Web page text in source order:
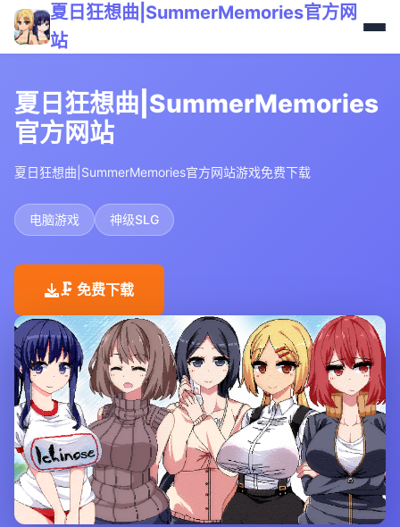
夏日狂想曲|SummerMemories官方网
站
夏日狂想曲|SummerMemories
官方网站
夏日狂想曲|SummerMemories官方网站游戏免费下载
电脑游戏 神级SLG
🗜️ 免费下载